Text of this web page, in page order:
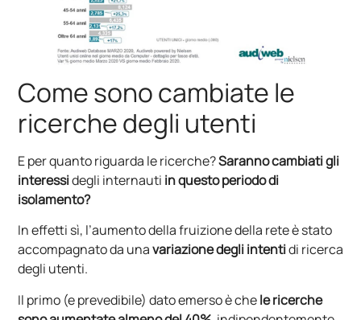
Come sono cambiate le
ricerche degli utenti
E per quanto riguarda le ricerche?Saranno cambiati gli
interessidegli internauti in questo periodo di
isolamento?
In effetti sì, l’aumento della fruizione della rete è stato
accompagnato da unavariazione degli intentidi ricerca
degli utenti.
Il primo (e prevedibile) dato emerso è chele ricerche